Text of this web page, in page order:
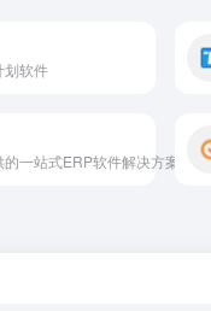
划软件
一站式ERP软件解决方案